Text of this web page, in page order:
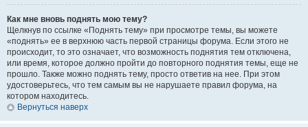
Как мне вновь поднять мою тему?
Щелкнув по ссылке «Поднять тему» при просмотре темы, вы можете
«поднять» ее в верхнюю часть первой страницы форума. Если этого не
происходит, то это означает, что возможность поднятия тем отключена,
или время, которое должно пройти до повторного поднятия темы, еще не
прошло. Также можно поднять тему, просто ответив на нее. При этом
удостоверьтесь, что тем самым вы не нарушаете правил форума, на
котором находитесь.
Вернуться наверх